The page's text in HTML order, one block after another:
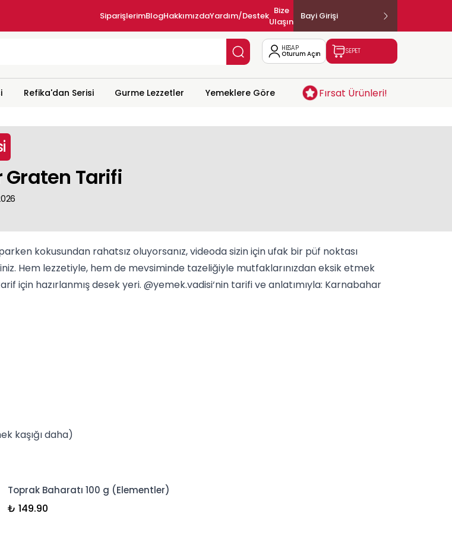
SiparişlerimBlogHakkımızdaYardım/Destek Bize
Ulaşın
Bayi Girişi
HESAP
Oturum Açın SEPET
Refika'dan Serisi Gurme Lezzetler Yemeklere Göre Fırsat Ürünleri!
Tarifi
kokusundan rahatsız oluyorsanız, videoda sizin için ufak bir püf noktası
Hem lezzetiyle, hem de mevsiminde tazeliğiyle mutfaklarınızdan eksik etmek
için hazırlanmış desek yeri. @yemek.vadisi‘nin tarifi ve anlatımıyla: Karnabahar
kaşığı daha)
Toprak Baharatı 100 g (Elementler)
₺ 149.90